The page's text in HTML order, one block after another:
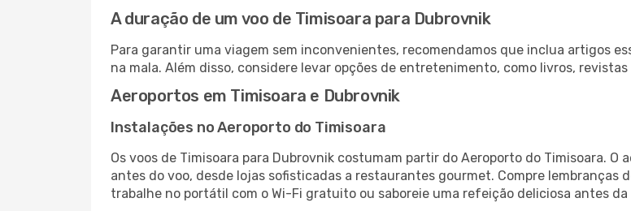
A duração de um voo de Timisoara para Dubrovnik
Para garantir uma viagem sem inconvenientes, recomendamos que inclua artigos
na mala. Além disso, considere levar opções de entretenimento, como livros, revistas
Aeroportos em Timisoara e Dubrovnik
Instalações no Aeroporto do Timisoara
Os voos de Timisoara para Dubrovnik costumam partir do Aeroporto do Timisoara.
antes do voo, desde lojas sofisticadas a restaurantes gourmet. Compre lembranças
trabalhe no portátil com o Wi-Fi gratuito ou saboreie uma refeição deliciosa antes da